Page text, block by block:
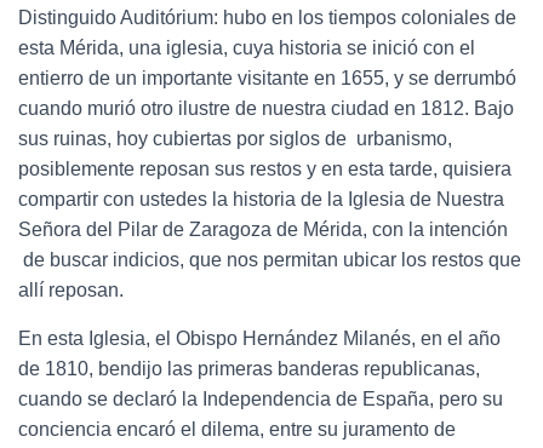
Distinguido Auditórium: hubo en los tiempos coloniales de
esta Mérida, una iglesia, cuya historia se inició con el
entierro de un importante visitante en 1655, y se derrumbó
cuando murió otro ilustre de nuestra ciudad en 1812. Bajo
sus ruinas, hoy cubiertas por siglos de urbanismo,
posiblemente reposan sus restos y en esta tarde, quisiera
compartir con ustedes la historia de la Iglesia de Nuestra
Señora del Pilar de Zaragoza de Mérida, con la intención
de buscar indicios, que nos permitan ubicar los restos que
allí reposan.
En esta Iglesia, el Obispo Hernández Milanés, en el año
de 1810, bendijo las primeras banderas republicanas,
cuando se declaró la Independencia de España, pero su
conciencia encaró el dilema, entre su juramento de